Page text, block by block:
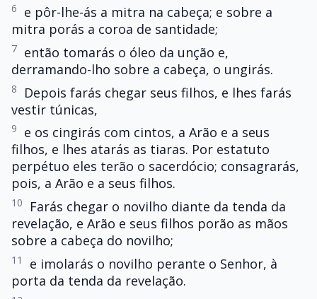
6
e pôr-lhe-ás a mitra na cabeça; e sobre a
mitra porás a coroa de santidade;
7 então tomarás o óleo da unção e,
derramando-lho sobre a cabeça, o ungirás.
8
Depois farás chegar seus filhos, e lhes farás
vestir túnicas,
9
e os cingirás com cintos, a Arão e a seus
filhos, e lhes atarás as tiaras. Por estatuto
perpétuo eles terão o sacerdócio; consagrarás,
pois, a Arão e a seus filhos.
10
Farás chegar o novilho diante da tenda da
revelação, e Arão e seus filhos porão as mãos
sobre a cabeça do novilho;
11
e imolarás o novilho perante o Senhor, à
porta da tenda da revelação.